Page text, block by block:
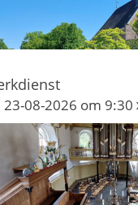
23-08-2026 om 9:30